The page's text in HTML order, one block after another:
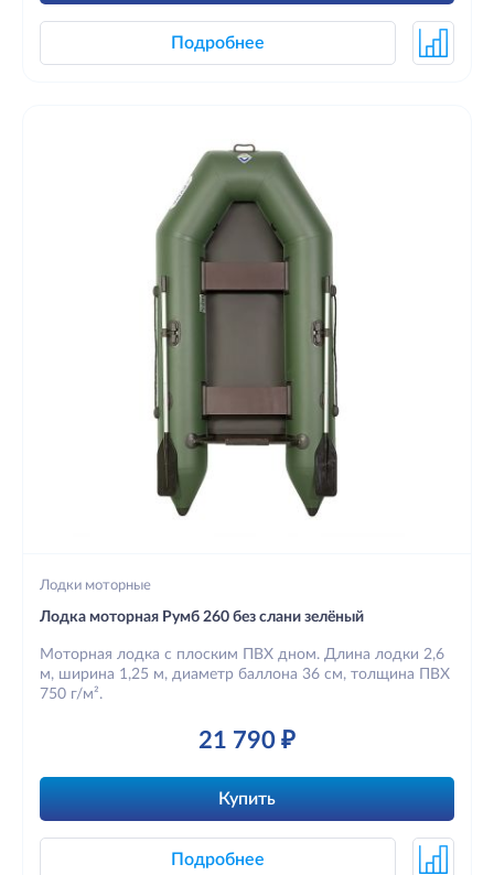
Подробнее
Лодки моторные
Лодка моторная Румб 260 без слани зелёный
Моторная лодка с плоским ПВХ дном. Длина лодки 2,6
м, ширина 1,25 м, диаметр баллона 36 см, толщина ПВХ
750 г/м².
21 790 ₽
Купить
Подробнее